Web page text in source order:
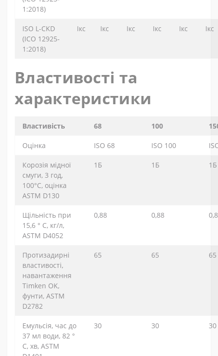
1:2018)
ISO L-CKD
(ІСО 12925-
1:2018)
Ікс Ікс Ікс Ікс Ікс Ікс
Властивості та
характеристики
Властивість 68 100
Оцінка ISO 68 ISO 100
Корозія мідної
смуги, 3 год,
100°C, оцінка
ASTM D130
1Б 1Б 1Б
Щільність при
15,6 ° С, кг/л,
ASTM D4052
0,88 0,88
Протизадирні
властивості,
навантаження
Timken OK,
фунти, ASTM
D2782
65 65 65
Емульсія, час до
37 мл води, 82 °
C, хв, ASTM
30 30 30